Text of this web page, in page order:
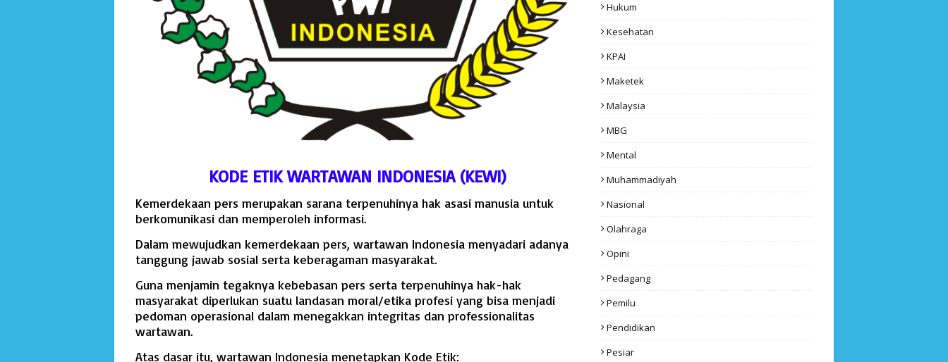
KODE ETIK WARTAWAN INDONESIA (KEWI)
Kemerdekaan pers merupakan sarana terpenuhinya hak asasi manusia untuk
berkomunikasi dan memperoleh informasi.
Dalam mewujudkan kemerdekaan pers, wartawan Indonesia menyadari adanya
tanggung jawab sosial serta keberagaman masyarakat.
Guna menjamin tegaknya kebebasan pers serta terpenuhinya hak-hak
masyarakat diperlukan suatu landasan moral/etika profesi yang bisa menjadi
pedoman operasional dalam menegakkan integritas dan professionalitas
wartawan.
Atas dasar itu, wartawan Indonesia menetapkan Kode Etik:
Hukum
Kesehatan
KPAI
Maketek
Malaysia
MBG
Mental
Muhammadiyah
Nasional
Olahraga
Opini
Pedagang
Pemilu
Pendidikan
Pesiar